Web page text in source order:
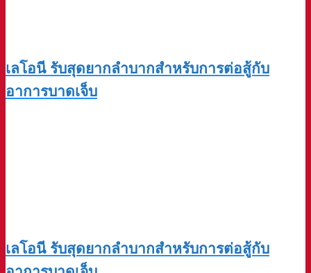
เลโอนี รับสุดยากลำบากสำหรับการต่อสู้กับ
อาการบาดเจ็บ
เลโอนี รับสุดยากลำบากสำหรับการต่อสู้กับ